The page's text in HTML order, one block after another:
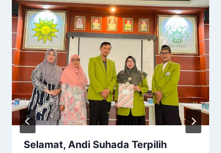
Selamat, Andi Suhada Terpilih